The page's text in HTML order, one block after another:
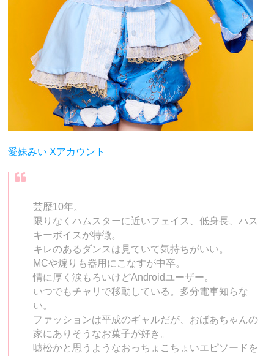
愛妹みい Xアカウント
芸歴10年。
限りなくハムスターに近いフェイス、低身長、ハス
キーボイスが特徴。
キレのあるダンスは見ていて気持ちがいい。
MCや煽りも器用にこなすが中卒。
情に厚く涙もろいけどAndroidユーザー。
いつでもチャリで移動している。多分電車知らな
い。
ファッションは平成のギャルだが、おばあちゃんの
家にありそうなお菓子が好き。
嘘松かと思うようなおっちょこちょいエピソードを